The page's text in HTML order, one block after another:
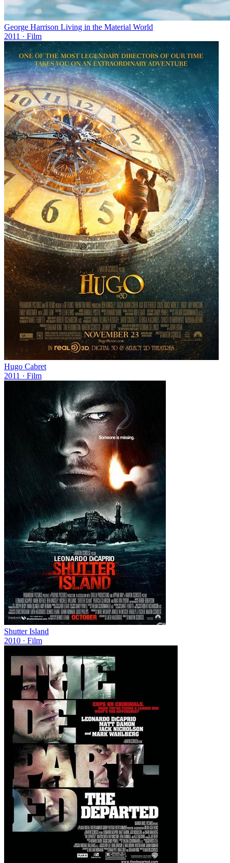
George Harrison Living in the Material World
2011 · Film
Hugo Cabret
2011 · Film
Shutter Island
2010 · Film